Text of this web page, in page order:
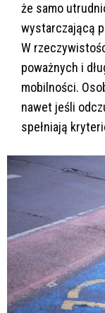
że samo
wystarczającą
W
poważnych i
mobilności.
nawet jeśli
spełniają